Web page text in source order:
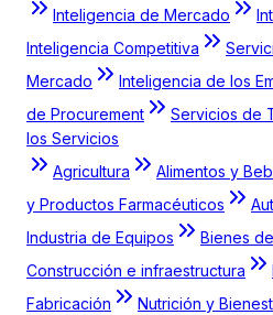
Inteligencia de Mercado
Inteligencia Competitiva
Mercado
Inteligencia de los
de Procurement
Servicios de
los Servicios
Agricultura
Alimentos y
y Productos Farmacéuticos
Industria de Equipos
Bienes
Construcción e infraestructura
Fabricación
Nutrición y